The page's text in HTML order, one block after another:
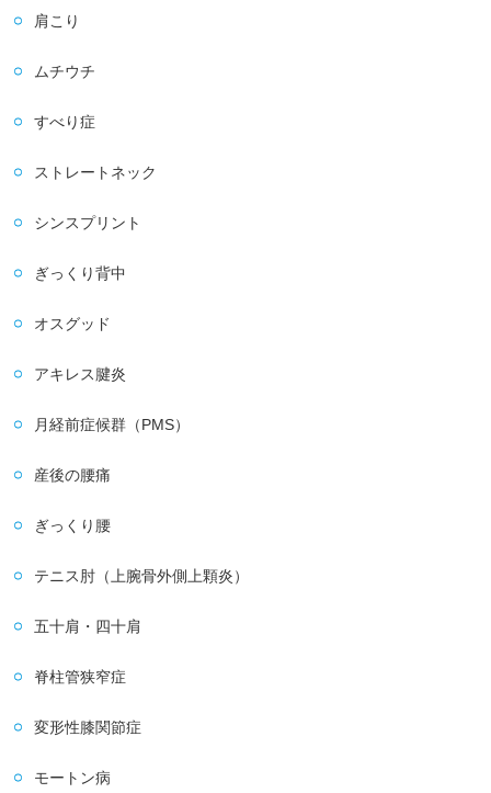
肩こり
ムチウチ
すべり症
ストレートネック
シンスプリント
ぎっくり背中
オスグッド
アキレス腱炎
月経前症候群（PMS）
産後の腰痛
ぎっくり腰
テニス肘（上腕骨外側上顆炎）
五十肩・四十肩
脊柱管狭窄症
変形性膝関節症
モートン病